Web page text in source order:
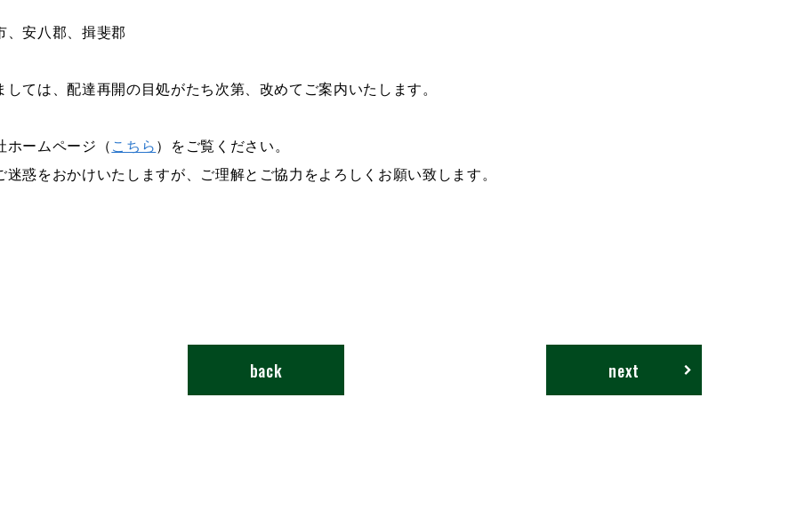
、安八郡、揖斐郡
ては、配達再開の目処がたち次第、改めてご案内いたします。
ホームページ（ こちら ）をご覧ください。
惑をおかけいたしますが、ご理解とご協力をよろしくお願い致します。
next
back